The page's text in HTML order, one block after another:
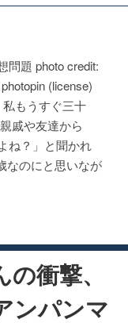
問題 photo credit:
(license)
もうすぐ三十
戚や友達から
ね？」と聞かれ
なのにと思いなが
衝撃、
ンパンマ